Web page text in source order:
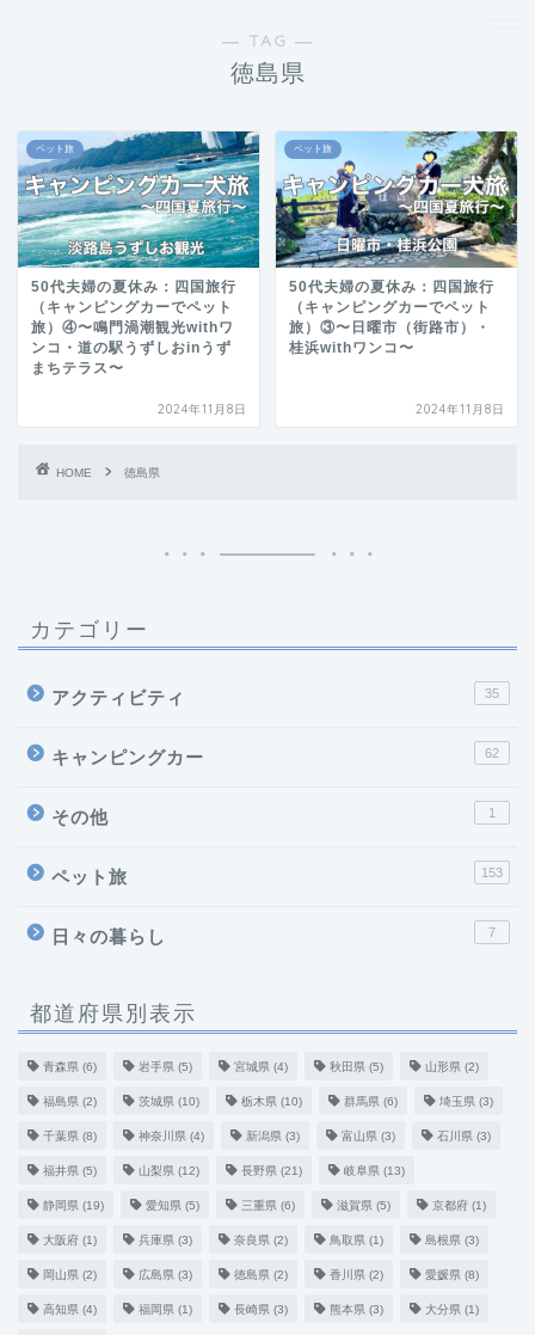
― TAG ―
徳島県
ペット旅
50代夫婦の夏休み：四国旅行
（キャンピングカーでペット
旅）④〜鳴門渦潮観光withワ
ンコ・道の駅うずしおinうず
まちテラス〜
2024年11月8日
ペット旅
50代夫婦の夏休み：四国旅行
（キャンピングカーでペット
旅）③〜日曜市（街路市）・
桂浜withワンコ〜
2024年11月8日
HOME 徳島県
カテゴリー
アクティビティ 35
キャンピングカー 62
その他 1
ペット旅 153
日々の暮らし 7
都道府県別表示
青森県 (6) 岩手県 (5) 宮城県 (4) 秋田県 (5) 山形県 (2)
福島県 (2) 茨城県 (10) 栃木県 (10) 群馬県 (6) 埼玉県 (3)
千葉県 (8) 神奈川県 (4) 新潟県 (3) 富山県 (3) 石川県 (3)
福井県 (5) 山梨県 (12) 長野県 (21) 岐阜県 (13)
静岡県 (19) 愛知県 (5) 三重県 (6) 滋賀県 (5) 京都府 (1)
大阪府 (1) 兵庫県 (3) 奈良県 (2) 鳥取県 (1) 島根県 (3)
岡山県 (2) 広島県 (3) 徳島県 (2) 香川県 (2) 愛媛県 (8)
高知県 (4) 福岡県 (1) 長崎県 (3) 熊本県 (3) 大分県 (1)